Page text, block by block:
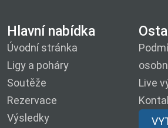
Hlavní nabídka
Úvodní stránka
Ligy a poháry
Soutěže
Rezervace
Výsledky
Live